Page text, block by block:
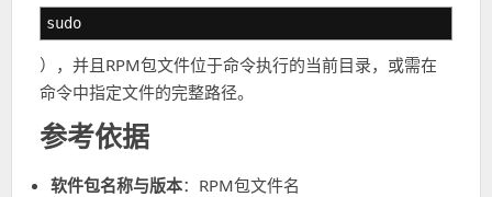
sudo
），并且RPM包文件位于命令执行的当前目录，或需在
命令中指定文件的完整路径。
参考依据
软件包名称与版本：RPM包文件名